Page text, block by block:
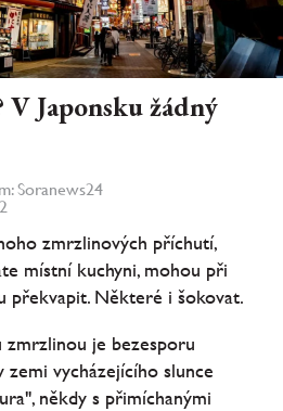
Japonsku žádný
Soranews24
zmrzlinových příchutí,
místní kuchyni, mohou při
překvapit. Některé i šokovat.
zmrzlinou je bezesporu
zemi vycházejícího slunce
někdy s přimíchanými